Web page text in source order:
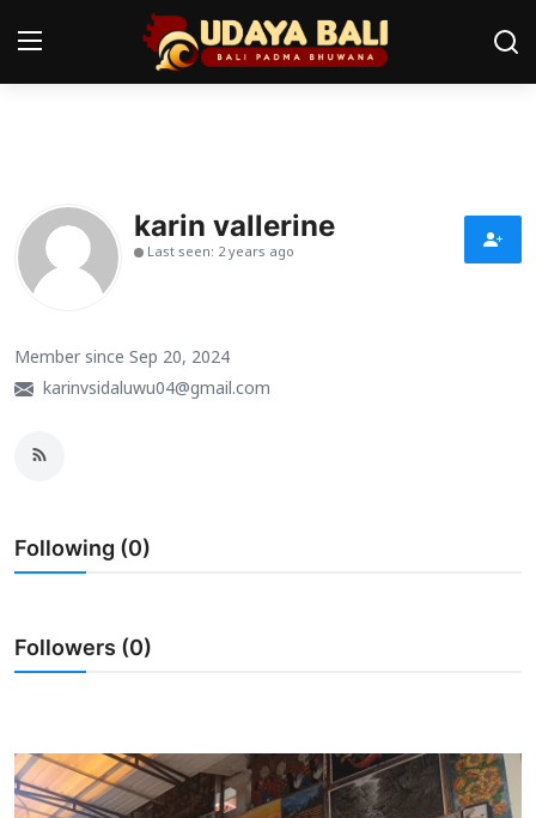
Pura
Desa Adat
Kearifan lokal
Seni
Usadha
Indonesia
karin vallerine
Last seen: 2 years ago
Member since Sep 20, 2024
karinvsidaluwu04@gmail.com
Following (0)
Followers (0)